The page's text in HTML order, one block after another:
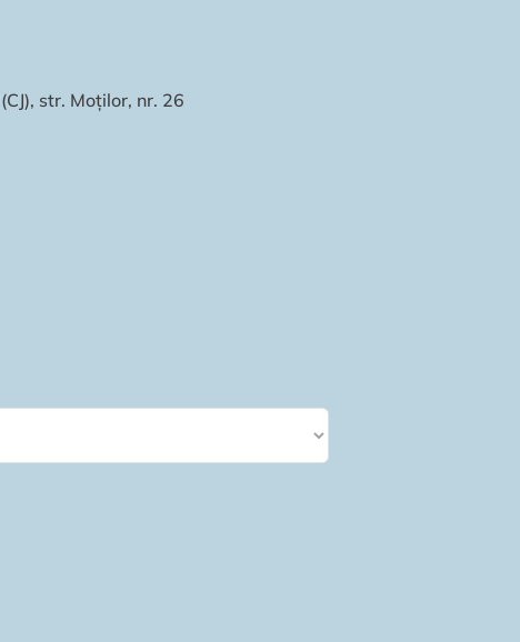
str. Moților, nr. 26